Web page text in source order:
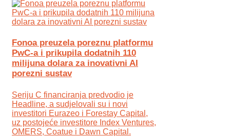
Fonoa preuzela poreznu platformu
PwC-a i prikupila dodatnih 110
milijuna dolara za inovativni AI
porezni sustav
Seriju C financiranja predvodio je
Headline, a sudjelovali su i novi
investitori Eurazeo i Forestay Capital,
uz postojeće investitore Index Ventures,
OMERS, Coatue i Dawn Capital.